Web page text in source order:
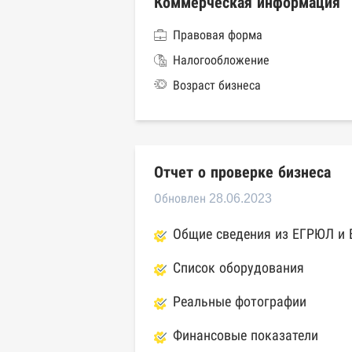
Правовая форма
Налогообложение
Возраст бизнеса
Отчет о проверке бизнеса
Обновлен 28.06.2023
Общие сведения из ЕГРЮЛ и
Список оборудования
Реальные фотографии
Финансовые показатели